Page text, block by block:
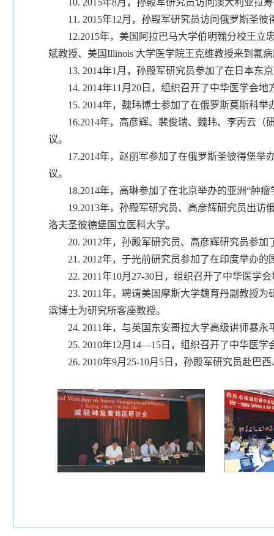
10. 2015年8月，孙殿军研究员访问澳大利亚拉
11. 2015年12月，孙殿军研究员访问俄罗斯圣彼
12.2015年，美国阿拉巴马大学伯明翰分校王立
斌教授、美国Illinois 大学医学院王克维教授来到氟
13. 2014年1月，孙殿军研究员参加了在日本东京
14. 2014年11月20日，组织召开了中华医学会地
15. 2014年，魏玮博士参加了在俄罗斯莫斯科举
16.2014年，高彦辉、裴俊瑞、魏玮、李丙云（
议。
17.2014年，赵丽军参加了在俄罗斯圣彼得堡举
议。
18.2014年，高琳参加了在北京举办的亚洲“肿瘤
19.2013年，孙殿军研究员、高彦辉研究员出访
洛夫圣彼德堡国立医科大学。
20. 2012年，孙殿军研究员、高彦辉研究员参加
21. 2012年，于光前研究员参加了在印度举办的
22. 2011年10月27-30日，组织召开了中华医学
23. 2011年，聘请美国摩斯大学魏育丹副教授为
滨博士为研究所客座教授。
24. 2011年，与英国东安哥拉大学高级讲师暴永
25. 2010年12月14—15日，组织召开了中华医学
26. 2010年9月25-10月5日，孙殿军研究员赴巴